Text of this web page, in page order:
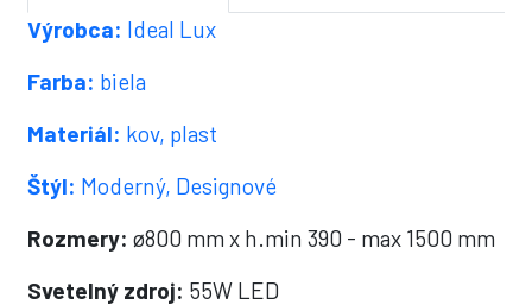
Výrobca: Ideal Lux
Farba: biela
Materiál: kov, plast
Štýl: Moderný, Designové
Rozmery: ø800 mm x h.min 390 - max 1500 mm
Svetelný zdroj: 55W LED